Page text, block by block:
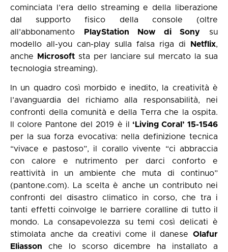
cominciata l’era dello streaming e della liberazione
dal supporto fisico della console (oltre
all’abbonamento PlayStation Now di Sony su
modello all-you can-play sulla falsa riga di Netflix,
anche Microsoftsta per lanciare sul mercato la sua
tecnologia streaming).
In un quadro così morbido e inedito, la creatività è
l’avanguardia del richiamo alla responsabilità, nei
confronti della comunità e della Terra che la ospita.
Il colore Pantone del 2019 è il
‘Living Coral’ 15-1546
per la sua forza evocativa: nella definizione tecnica
“vivace e pastoso”, il corallo vivente “ci abbraccia
con calore e nutrimento per darci conforto e
reattività in un ambiente che muta di continuo”
(pantone.com). La scelta è anche un contributo nei
confronti del disastro climatico in corso, che tra i
tanti effetti coinvolge le barriere coralline di tutto il
mondo. La consapevolezza su temi così delicati è
stimolata anche da creativi come il danese Olafur
Eliasson che lo scorso dicembre ha installato a